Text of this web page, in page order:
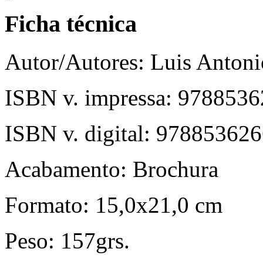
Ficha técnica
Autor/Autores: Luis
ISBN v. impressa:
ISBN v. digital:
Acabamento: Brochura
Formato: 15,0x21,0 cm
Peso: 157grs.